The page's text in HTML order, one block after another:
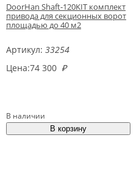
DoorHan Shaft-120KIT комплект
привода для секционных ворот
площадью до 40 м2
Артикул: 33254
Цена:74 300 ₽
В наличии